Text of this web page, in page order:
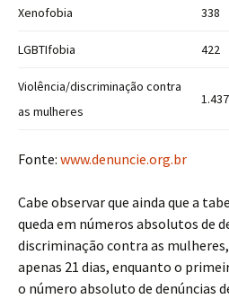
Xenofobia 338
LGBTIfobia 422
Violência/discriminação contra
as mulheres
1.437
Fonte: www.denuncie.org.br
Cabe observar que ainda que a
queda em números absolutos de
discriminação contra as
apenas 21 dias, enquanto o
o número absoluto de denúncias